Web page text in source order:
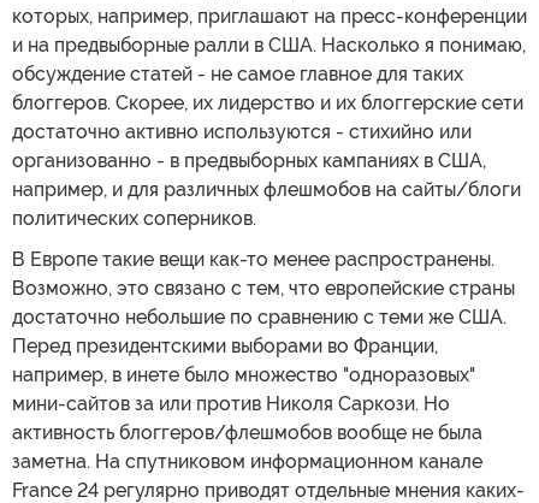
которых, например, приглашают на пресс-конференции
и на предвыборные ралли в США. Насколько я понимаю,
обсуждение статей - не самое главное для таких
блоггеров. Скорее, их лидерство и их блоггерские сети
достаточно активно используются - стихийно или
организованно - в предвыборных кампаниях в США,
например, и для различных флешмобов на сайты/блоги
политических соперников.
В Европе такие вещи как-то менее распространены.
Возможно, это связано с тем, что европейские страны
достаточно небольшие по сравнению с теми же США.
Перед президентскими выборами во Франции,
например, в инете было множество "одноразовых"
мини-сайтов за или против Николя Саркози. Но
активность блоггеров/флешмобов вообще не была
заметна. На спутниковом информационном канале
France 24 регулярно приводят отдельные мнения каких-